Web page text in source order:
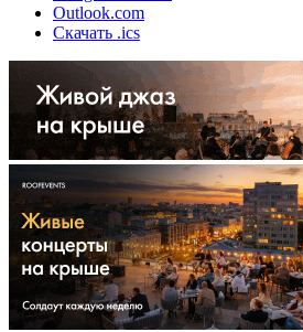
Outlook.com
Скачать .ics